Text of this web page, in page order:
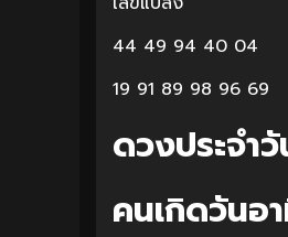
44 49 94 40 04
19 91 89 98 96 69
ดวงประจำ
คนเกิดวันอ